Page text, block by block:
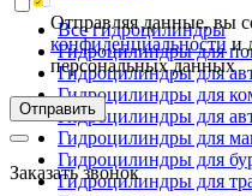
Все гидроцилиндры
Гидроцилиндры для
Гидроцилиндры для
Гидроцилиндры для
Гидроцилиндры для
Гидроцилиндры для
Гидроцилиндры для
Гидроцилиндры для
Отправляя данные, вы
конфиденциальностии
персональных данных
Отправить
Заказать звонок